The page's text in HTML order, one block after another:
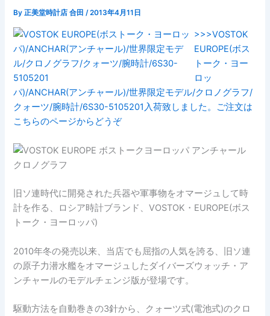
By正美堂時計店 合田/2013年4月11日
>>>VOSTOK
EUROPE(ボス
トーク・ヨー
ロッ
パ)/ANCHAR(アンチャール)/世界限定モデル/クロノグラフ/
クォーツ/腕時計/6S30-5105201入荷致しました。ご注文は
こちらのページからどうぞ
旧ソ連時代に開発された兵器や軍事物をオマージュして時
計を作る、ロシア時計ブランド、VOSTOK・EUROPE(ボス
トーク・ヨーロッパ)
2010年冬の発売以来、当店でも屈指の人気を誇る、旧ソ連
の原子力潜水艦をオマージュしたダイバーズウォッチ・ア
ンチャールのモデルチェンジ版が登場です。
駆動方法を自動巻きの3針から、クォーツ式(電池式)のクロ